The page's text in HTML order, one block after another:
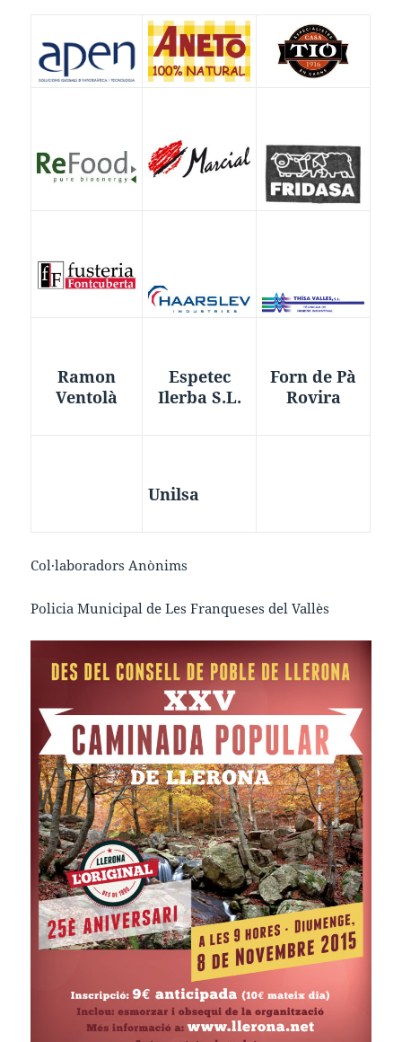
Ramon
Ventolà
Espetec
Ilerba S.L.
Forn de Pà
Rovira
Unilsa
Col·laboradors Anònims
Policia Municipal de Les Franqueses del Vallès